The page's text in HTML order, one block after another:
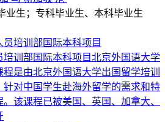
业生；专科毕业生、本科毕业生
训部国际本科项目北京外国语大学
是由北京外国语大学出国留学培训
对中国学生赴海外留学的需求和特
该课程已被美国、英国、加拿大、